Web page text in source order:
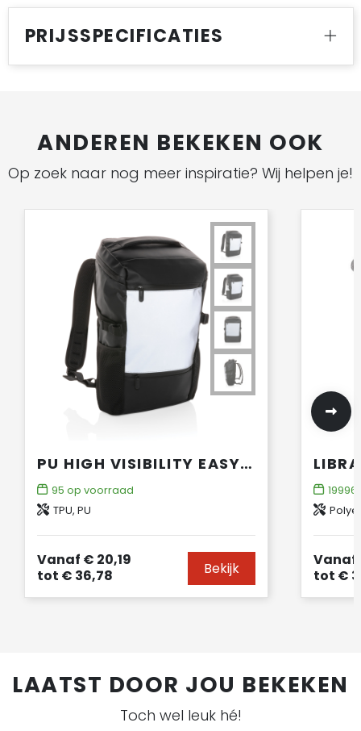
PRIJSSPECIFICATIES
ANDEREN BEKEKEN OOK
Op zoek naar nog meer inspiratie? Wij helpen je!
PU HIGH VISIBILITY EASY ACCESS 15.6" LAPTOPRUGZAK
95 op voorraad
TPU, PU
Vanaf € 20,19
tot € 36,78 Bekijk
19996
Vanaf
tot €
LAATST DOOR JOU BEKEKEN
Toch wel leuk hé!